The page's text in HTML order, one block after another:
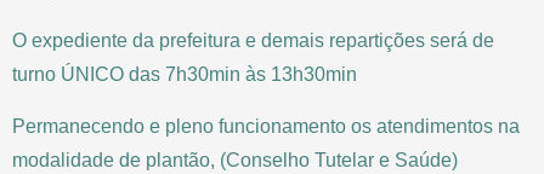
O expediente da prefeitura e demais repartições será de
turno ÚNICO das 7h30min às 13h30min
Permanecendo e pleno funcionamento os atendimentos na
modalidade de plantão, (Conselho Tutelar e Saúde)